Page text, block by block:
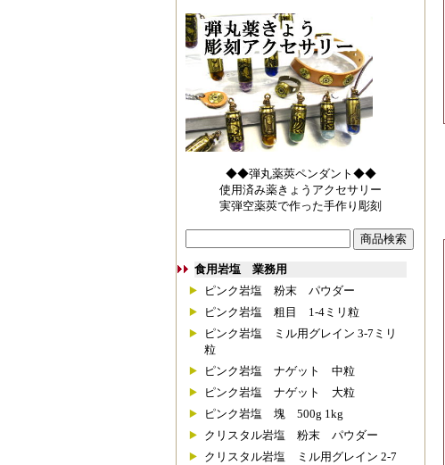
◆◆弾丸薬莢ペンダント◆◆
使用済み薬きょうアクセサリー
実弾空薬莢で作った手作り彫刻
食用岩塩 業務用
ピンク岩塩 粉末 パウダー
ピンク岩塩 粗目 1-4ミリ粒
ピンク岩塩 ミル用グレイン 3-7ミリ
粒
ピンク岩塩 ナゲット 中粒
ピンク岩塩 ナゲット 大粒
ピンク岩塩 塊 500g 1kg
クリスタル岩塩 粉末 パウダー
クリスタル岩塩 ミル用グレイン 2-7